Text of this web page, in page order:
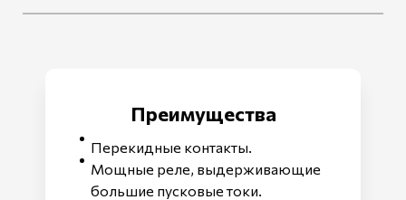
Преимущества
Перекидные контакты.
Мощные реле, выдерживающие
большие пусковые токи.